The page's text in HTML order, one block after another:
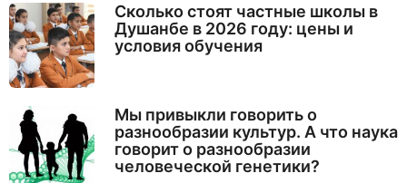
Сколько стоят частные школы в
Душанбе в 2026 году: цены и
условия обучения
Мы привыкли говорить о
разнообразии культур. А что наука
говорит о разнообразии
человеческой генетики?